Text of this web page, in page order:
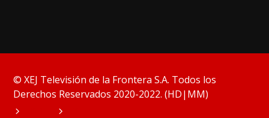
© XEJ Televisión de la Frontera S.A. Todos los
Derechos Reservados 2020-2022. (HD|MM)